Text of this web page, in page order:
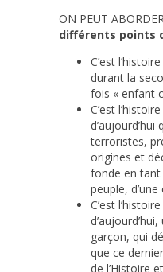
ON PEUT
différents points
C’est
durant la
fois « enfant
C’est
terroristes,
origines et
fonde en tant
peuple,
C’est
garçon, qui
que ce
de l’Histoire